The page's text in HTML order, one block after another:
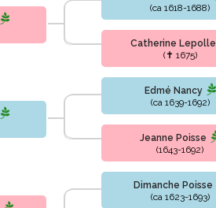
(ca 1618-1688)
Catherine Lepolle
(✝ 1675)
Edmé Nancy
(ca 1639-1692)
Jeanne Poisse
(1643-1692)
Dimanche Poisse
(ca 1623-1693)